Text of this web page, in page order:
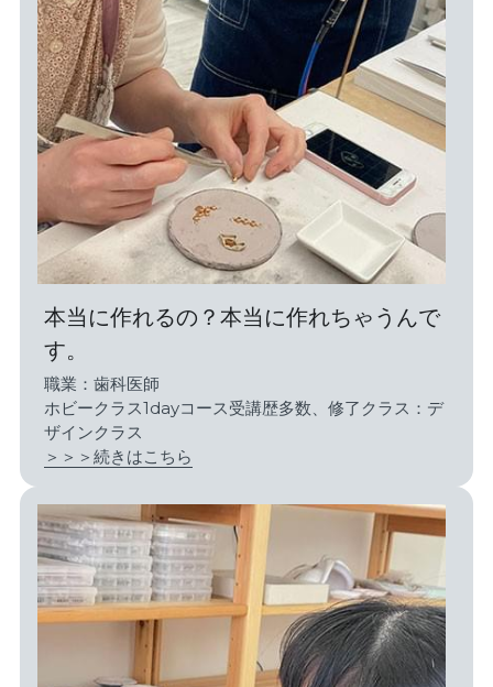
本当に作れるの？本当に作れちゃうんで
す。
職業：歯科医師
ホビークラス1dayコース受講歴多数、修了クラス：デ
ザインクラス
＞＞＞続きはこちら